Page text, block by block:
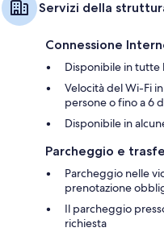
Servizi della
Connessione
Disponibile in tutte
Velocità del Wi-Fi
persone o fino a 6
Disponibile in
Parcheggio e
Parcheggio nelle
prenotazione
Il parcheggio
richiesta